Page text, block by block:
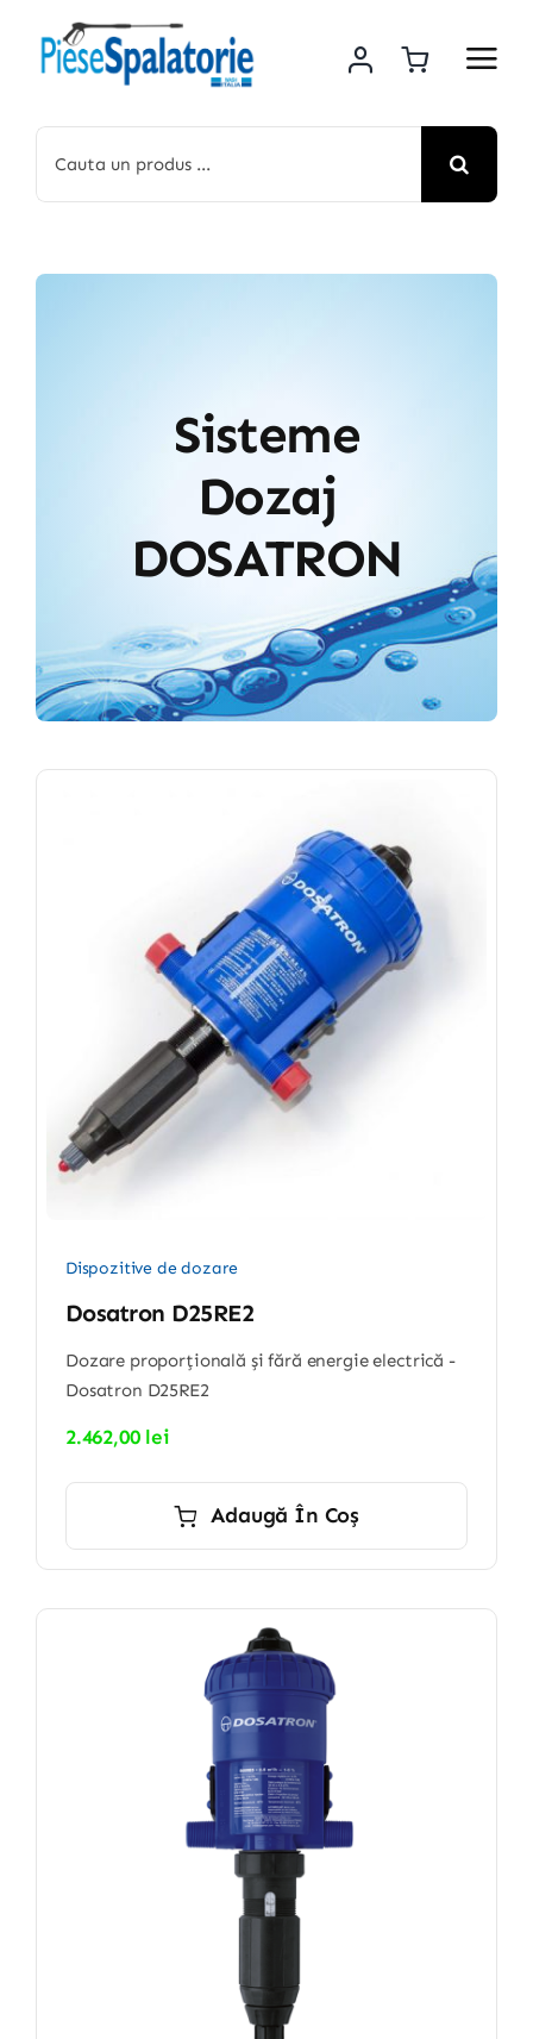
Sisteme
Dozaj
DOSATRON
Dispozitive de dozare
Dosatron D25RE2
Dozare proporțională și fără energie electrică -
Dosatron D25RE2
2.462,00 lei
Adaugă În Coș